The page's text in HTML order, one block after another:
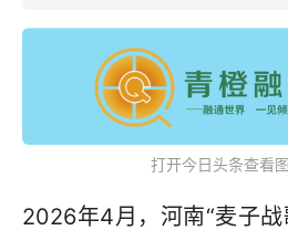
打开今日头条查看
2026年4月，河南“麦子